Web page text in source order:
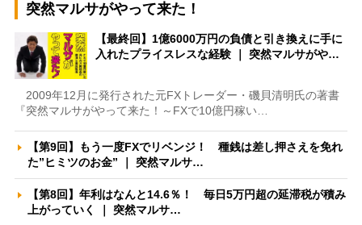
突然マルサがやって来た！
【最終回】1億6000万円の負債と引き換えに手に
入れたプライスレスな経験 ｜ 突然マルサがや…
2009年12月に発行された元FXトレーダー・磯貝清明氏の著書
『突然マルサがやって来た！～FXで10億円稼い…
【第9回】もう一度FXでリベンジ！ 種銭は差し押さえを免れ
た”ヒミツのお金” ｜ 突然マルサ…
【第8回】年利はなんと14.6％！ 毎日5万円超の延滞税が積み
上がっていく ｜ 突然マルサ…